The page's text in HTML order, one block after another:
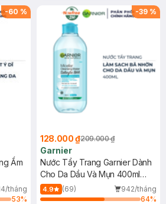
-60 %
Ẩm
tháng
53%
-39 %
128.000 ₫209.000 ₫
Garnier
Nước Tẩy Trang Garnier Dành
Cho Da Dầu Và Mụn 400ml
(Mới)
4.9 (69)
942/tháng
64%